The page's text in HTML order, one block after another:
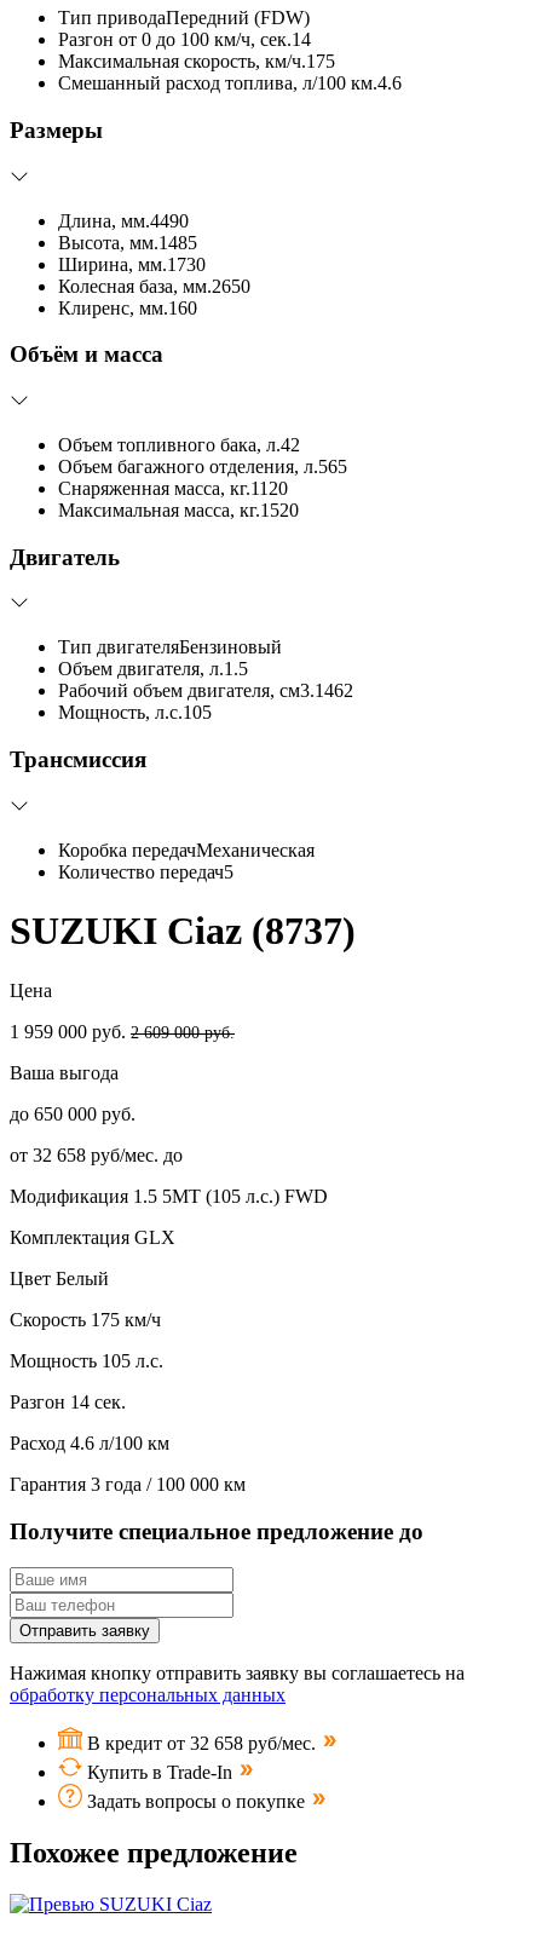
Тип приводаПередний (FDW)
Разгон от 0 до 100 км/ч, сек.14
Максимальная скорость, км/ч.175
Смешанный расход топлива, л/100 км.4.6
Размеры
Длина, мм.4490
Высота, мм.1485
Ширина, мм.1730
Колесная база, мм.2650
Клиренс, мм.160
Объём и масса
Объем топливного бака, л.42
Объем багажного отделения, л.565
Снаряженная масса, кг.1120
Максимальная масса, кг.1520
Двигатель
Тип двигателяБензиновый
Объем двигателя, л.1.5
Рабочий объем двигателя, см3.1462
Мощность, л.с.105
Трансмиссия
Коробка передачМеханическая
Количество передач5
SUZUKI Ciaz (8737)
Цена
1 959 000 руб. 2 609 000 руб.
Ваша выгода
до 650 000 руб.
от 32 658 руб/мес. до
Модификация 1.5 5MT (105 л.с.) FWD
Комплектация GLX
Цвет Белый
Скорость 175 км/ч
Мощность 105 л.с.
Разгон 14 сек.
Расход 4.6 л/100 км
Гарантия 3 года / 100 000 км
Получите специальное предложение до
Отправить заявку
Нажимая кнопку отправить заявку вы соглашаетесь на
обработку персональных данных
В кредит от 32 658 руб/мес.
Купить в Trade-In
Задать вопросы о покупке
Похожее предложение